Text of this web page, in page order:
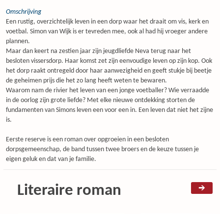
Omschrijving
Een rustig, overzichtelijk leven in een dorp waar het draait om vis, kerk en
voetbal. Simon van Wijk is er tevreden mee, ook al had hij vroeger andere
plannen.
Maar dan keert na zestien jaar zijn jeugdliefde Neva terug naar het
besloten vissersdorp. Haar komst zet zijn eenvoudige leven op zijn kop. Ook
het dorp raakt ontregeld door haar aanwezigheid en geeft stukje bij beetje
de geheimen prijs die het zo lang heeft weten te bewaren.
Waarom nam de rivier het leven van een jonge voetballer? Wie verraadde
in de oorlog zijn grote liefde? Met elke nieuwe ontdekking storten de
fundamenten van Simons leven een voor een in. Een leven dat niet het zijne
is.
Eerste reserve is een roman over opgroeien in een besloten
dorpsgemeenschap, de band tussen twee broers en de keuze tussen je
eigen geluk en dat van je familie.
Literaire roman